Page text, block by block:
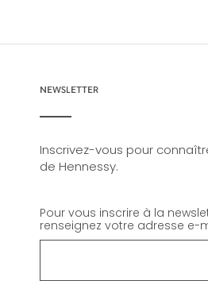
NEWSLETTER
Inscrivez-vous pour
de Hennessy.
Pour vous inscrire à la
renseignez votre adresse e-